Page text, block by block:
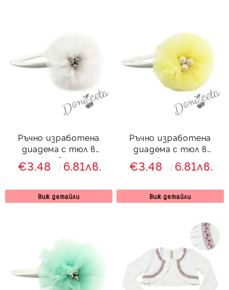
Ръчно изработена
диадема с тюл в
снежнобяло от
колекция Снежина
€3.48 6.81лв.
Виж детайли
Ръчно изработена
диадема с тюл в
жълто
€3.48 6.81лв.
Виж детайли